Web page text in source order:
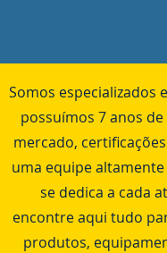
Somos especializados
possuímos 7 anos
mercado,
uma equipe
se dedica a cada
encontre aqui tudo
produtos,